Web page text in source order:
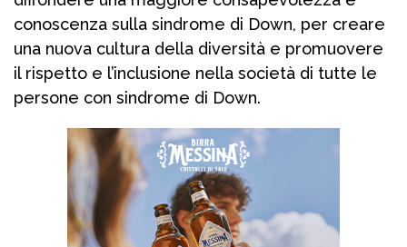
conoscenza sulla sindrome di Down, per creare
una nuova cultura della diversità e promuovere
il rispetto e l’inclusione nella società di tutte le
persone con sindrome di Down.